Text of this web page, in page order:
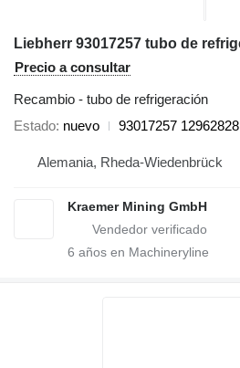
Precio a consultar
Recambio - tubo de refrigeración
Estado nuevo 93017257 12962828
Alemania, Rheda-Wiedenbrück
Kraemer Mining GmbH
6 años en Machineryline